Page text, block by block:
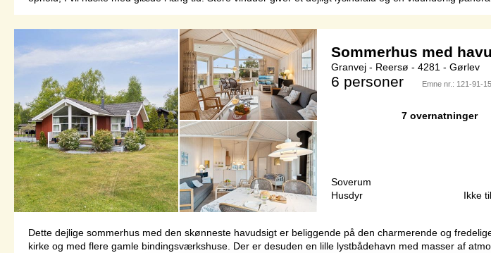
Sommerhus med
Granvej - Reersø - 4281 - Gørlev
6 personer Emne nr.: 121-91-
7 overnatninger
Soverum
Husdyr
Ikke
Dette dejlige sommerhus med den skønneste havudsigt er beliggende på den charmerende og
kirke og med flere gamle bindingsværkshuse. Der er desuden en lille lystbådehavn med masser af